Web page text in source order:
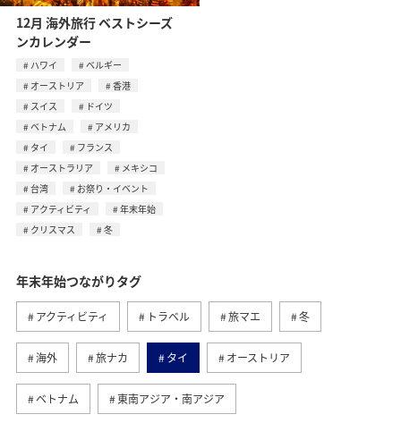
12月 海外旅行 ベストシーズ
ンカレンダー
ハワイ
ベルギー
オーストリア
香港
スイス
ドイツ
ベトナム
アメリカ
タイ
フランス
オーストラリア
メキシコ
台湾
お祭り・イベント
アクティビティ
年末年始
クリスマス
冬
年末年始つながりタグ
アクティビティ トラベル 旅マエ 冬
海外 旅ナカ タイ オーストリア
ベトナム 東南アジア・南アジア